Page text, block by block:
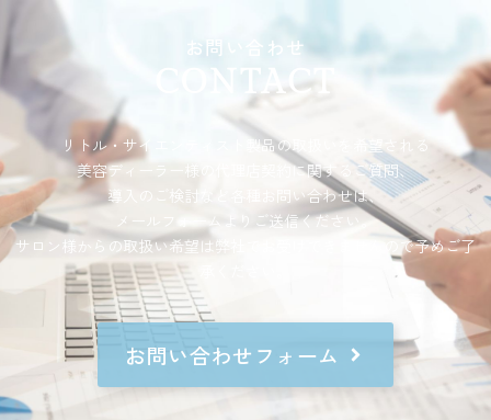
お問い合わせ
CONTACT
リトル・サイエンティスト製品の取扱いを希望される
美容ディーラー様の代理店契約に関するご質問、
導入のご検討など各種お問い合わせは、
メールフォームよりご送信ください。
サロン様からの取扱い希望は弊社でお受けできませんので予めご了
お問い合わせフォーム